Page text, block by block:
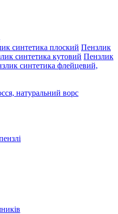
синтетика плоский Пензлик
синтетика кутовий Пензлик
синтетика флейцевий,
натуральний ворс